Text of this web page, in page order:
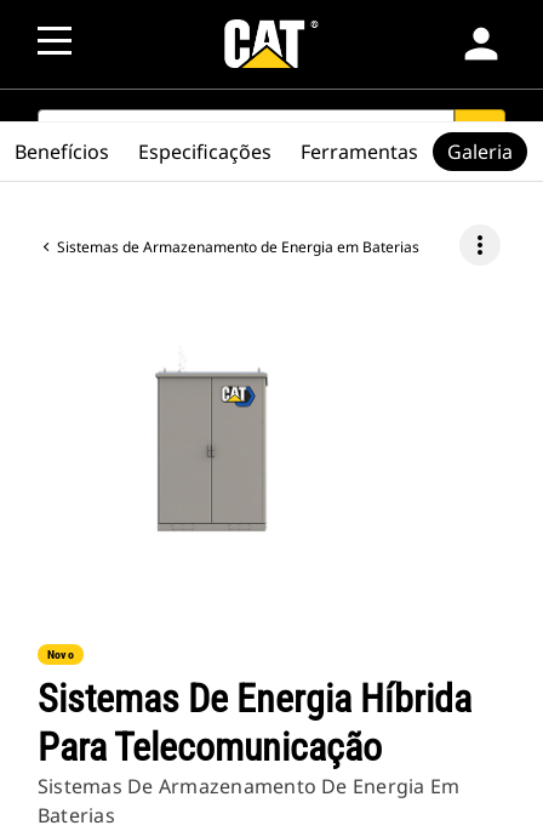
person
SEARCH search
Sistemas de Armazenamento de Energia em Baterias more_vert
Novo
Sistemas De Energia Híbrida
Para Telecomunicação
Sistemas De Armazenamento De Energia Em
Baterias
Benefícios Especificações Ferramentas Galeria